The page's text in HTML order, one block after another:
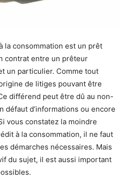
la consommation est un prêt
contrat entre un prêteur
un particulier. Comme tout
de litiges pouvant être
différend peut être dû au non-
défaut d’informations ou encore
vous constatez la moindre
à la consommation, il ne faut
démarches nécessaires. Mais
du sujet, il est aussi important